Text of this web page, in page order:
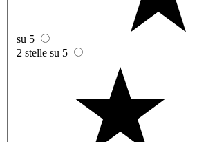
su 5
2 stelle su 5